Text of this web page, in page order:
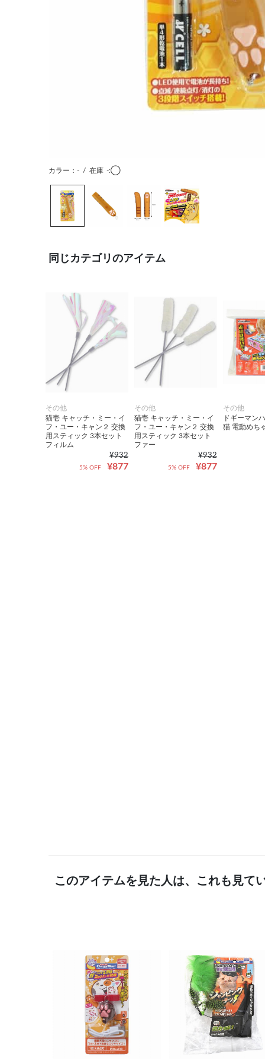
カラー：- / 在庫 -:◯
同じカテゴリのアイテム
その他
猫壱 キャッチ・ミー・イ
フ・ユー・キャン２ 交換
用スティック 3本セット
フィルム
¥932
¥877
5% OFF
その他
猫壱 キャッチ・ミー・イ
フ・ユー・キャン２ 交換
用スティック 3本セット
ファー
¥932
¥877
5% OFF
その他
ドギーマン
猫 電動めち
このアイテムを見た人は、これも見て